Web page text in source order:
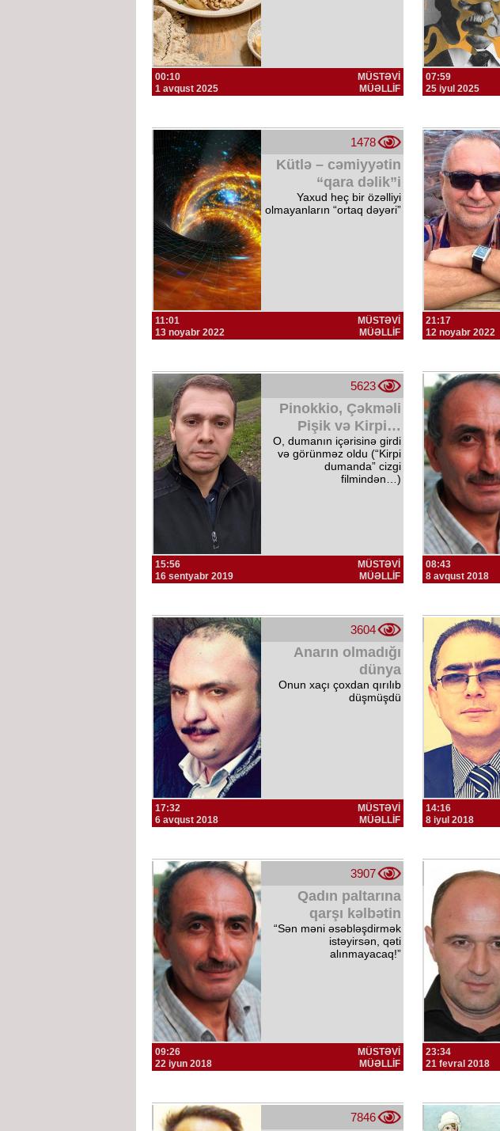
00:10
1 avqust 2025
MÜSTƏVİ
MÜƏLLİF
07:59
25 iyul 2025
1478
Kütlə – cəmiyyətin
“qara dəlik”i
Yaxud heç bir özəlliyi
olmayanların “ortaq dəyəri”
11:01
13 noyabr 2022
MÜSTƏVİ
MÜƏLLİF
21:17
12 noyabr 2022
5623
Pinokkio, Çəkməli
Pişik və Kirpi…
O, dumanın içərisinə girdi
və görünməz oldu (“Kirpi
dumanda” cizgi
filmindən…)
15:56
16 sentyabr 2019
MÜSTƏVİ
MÜƏLLİF
08:43
8 avqust 2018
3604
Anarın olmadığı
dünya
Onun xaçı çoxdan qırılıb
düşmüşdü
17:32
6 avqust 2018
MÜSTƏVİ
MÜƏLLİF
14:16
8 iyul 2018
3907
Qadın paltarına
qarşı kəlbətin
“Sən məni əsəbləşdirmək
istəyirsən, qəti
alınmayacaq!”
09:26
22 iyun 2018
MÜSTƏVİ
MÜƏLLİF
23:34
21 fevral 2018
7846